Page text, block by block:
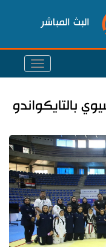
البث المباشر
بالتايكواندو